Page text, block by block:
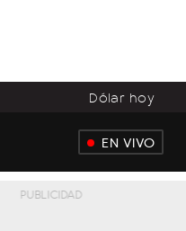
Dólar hoy
EN VIVO